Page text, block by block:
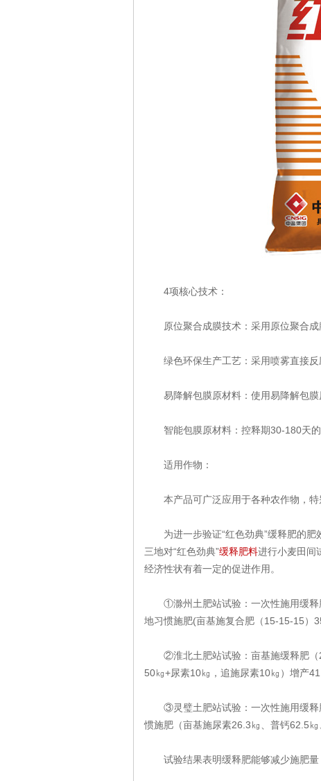
4项核心技术：
原位聚合成膜技术：采用原位聚合成
绿色环保生产工艺：采用喷雾直接
易降解包膜原材料：使用易降解包
智能包膜原材料：控释期30-180天
适用作物：
本产品可广泛应用于各种农作物，特
为进一步验证“红色劲典”缓释肥的
三地对“红色劲典”缓释肥料进行小麦田间
经济性状有着一定的促进作用。
①滁州土肥站试验：一次性施用缓
地习惯施肥(亩基施复合肥（15-15-15）
②淮北土肥站试验：亩基施缓释肥（
50㎏+尿素10㎏，追施尿素10㎏）增产
③灵璧土肥站试验：一次性施用缓
惯施肥（亩基施尿素26.3㎏、普钙62.5
试验结果表明缓释肥能够减少施肥